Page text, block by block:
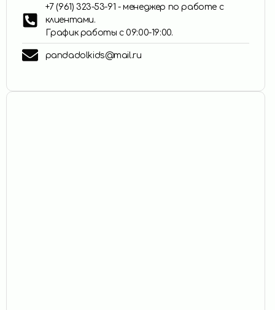
+7 (961) 323-53-91 - менеджер по работе с
клиентами.
График работы с 09:00-19:00.
pandadolkids@mail.ru